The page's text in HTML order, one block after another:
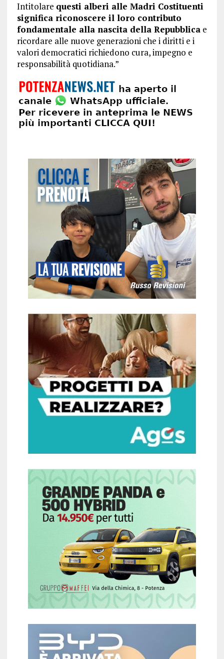
Intitolare questi alberi alle Madri Costituenti
significa riconoscere il loro contributo
fondamentale alla nascita della Repubblicae
ricordare alle nuove generazioni che i diritti e i
valori democratici richiedono cura, impegno e
responsabilità quotidiana.”